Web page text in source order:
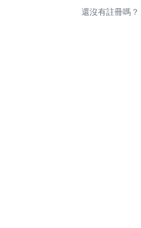
還沒有註冊嗎？